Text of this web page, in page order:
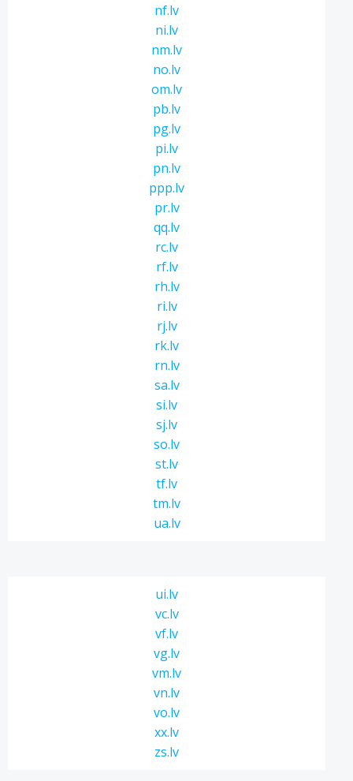
nf.lv
ni.lv
nm.lv
no.lv
om.lv
pb.lv
pg.lv
pi.lv
pn.lv
ppp.lv
pr.lv
qq.lv
rc.lv
rf.lv
rh.lv
ri.lv
rj.lv
rk.lv
rn.lv
sa.lv
si.lv
sj.lv
so.lv
st.lv
tf.lv
tm.lv
ua.lv
ui.lv
vc.lv
vf.lv
vg.lv
vm.lv
vn.lv
vo.lv
xx.lv
zs.lv